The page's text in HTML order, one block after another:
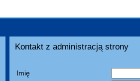
Kontakt z administracją strony
Imię